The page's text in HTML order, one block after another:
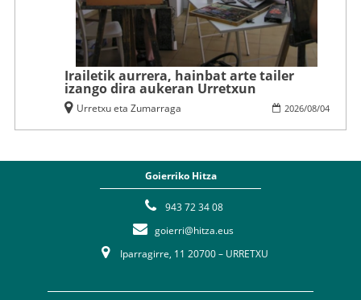
Irailetik aurrera, hainbat arte tailer
izango dira aukeran Urretxun
2026/08/04
Urretxu eta Zumarraga
Goierriko Hitza
943 72 34 08
goierri@hitza.eus
Iparragirre, 11 20700 – URRETXU